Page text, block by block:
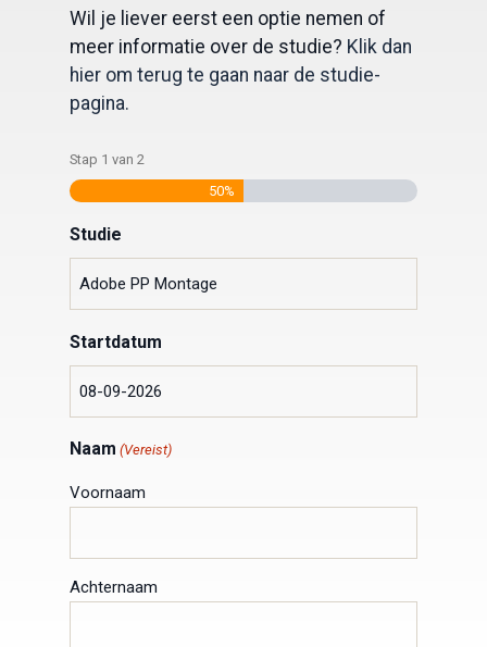
Wil je liever eerst een optie nemen of
meer informatie over de studie? Klik dan
hier om terug te gaan naar de studie-
pagina.
Stap 1 van 2
50%
Studie
Startdatum
Naam (Vereist)
Voornaam
Achternaam